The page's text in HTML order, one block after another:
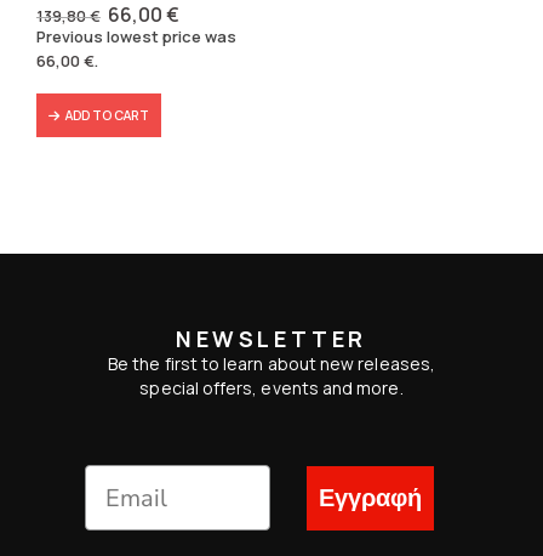
139,80€ Original
price
was:
66,00€Current
price
is:
Previous lowest price was
66,00€.
ADD TO CART
NEWSLETTER
Be the first to learn about new releases,
special offers, events and more.
Εγγραφή